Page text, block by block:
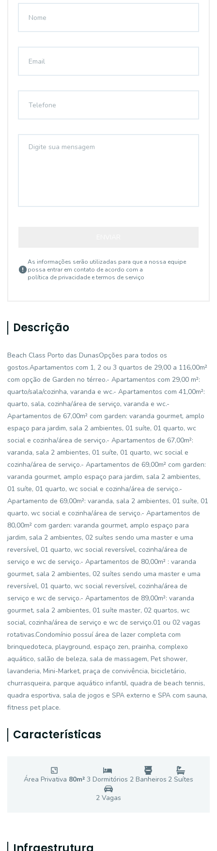
As informações serão utilizadas para que a nossa equipe
possa entrar em contato de acordo com a
política de privacidade e termos de serviço
Descrição
Beach Class Porto das DunasOpções para todos os
gostos.Apartamentos com 1, 2 ou 3 quartos de 29,00 a 116,00m²
com opção de Garden no térreo.- Apartamentos com 29,00 m²:
quarto/sala/cozinha, varanda e wc.- Apartamentos com 41,00m²:
quarto, sala, cozinha/área de serviço, varanda e wc.-
Apartamentos de 67,00m² com garden: varanda gourmet, amplo
espaço para jardim, sala 2 ambientes, 01 suíte, 01 quarto, wc
social e cozinha/área de serviço.- Apartamentos de 67,00m²:
varanda, sala 2 ambientes, 01 suíte, 01 quarto, wc social e
cozinha/área de serviço.- Apartamentos de 69,00m² com garden:
varanda gourmet, amplo espaço para jardim, sala 2 ambientes,
01 suíte, 01 quarto, wc social e cozinha/área de serviço.-
Apartamento de 69,00m²: varanda, sala 2 ambientes, 01 suíte, 01
quarto, wc social e cozinha/área de serviço.- Apartamentos de
80,00m² com garden: varanda gourmet, amplo espaço para
jardim, sala 2 ambientes, 02 suítes sendo uma master e uma
reversível, 01 quarto, wc social reversível, cozinha/área de
serviço e wc de serviço.- Apartamentos de 80,00m² : varanda
gourmet, sala 2 ambientes, 02 suítes sendo uma master e uma
reversível, 01 quarto, wc social reversível, cozinha/área de
serviço e wc de serviço.- Apartamentos de 89,00m²: varanda
gourmet, sala 2 ambientes, 01 suíte master, 02 quartos, wc
social, cozinha/área de serviço e wc de serviço.01 ou 02 vagas
rotativas.Condomínio possuí área de lazer completa com
brinquedoteca, playground, espaço zen, prainha, complexo
aquático, salão de beleza, sala de massagem, Pet shower,
lavanderia, Mini-Market, praça de convivência, bicicletário,
churrasqueira, parque aquático infantil, quadra de beach tennis,
quadra esportiva, sala de jogos e SPA externo e SPA com sauna,
fitness pet place.
Características
Área Privativa 80m² 3 Dormitórios 2Banheiros 2 Suítes
2 Vagas